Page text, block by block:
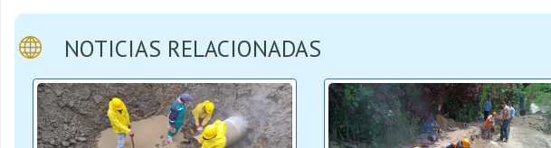
NOTICIAS RELACIONADAS